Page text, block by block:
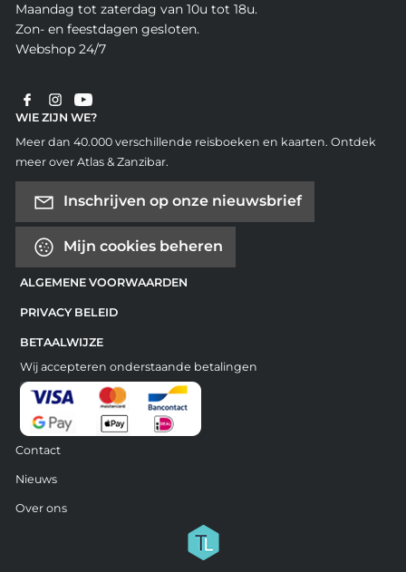
Maandag tot zaterdag van 10u tot 18u.
Zon- en feestdagen gesloten.
Webshop 24/7
WIE ZIJN WE?
Meer dan 40.000 verschillende reisboeken en kaarten. Ontdek
meer over Atlas & Zanzibar.
Inschrijven op onze nieuwsbrief
Mijn cookies beheren
ALGEMENE VOORWAARDEN
PRIVACY BELEID
BETAALWIJZE
Wij accepteren onderstaande betalingen
Contact
Nieuws
Over ons